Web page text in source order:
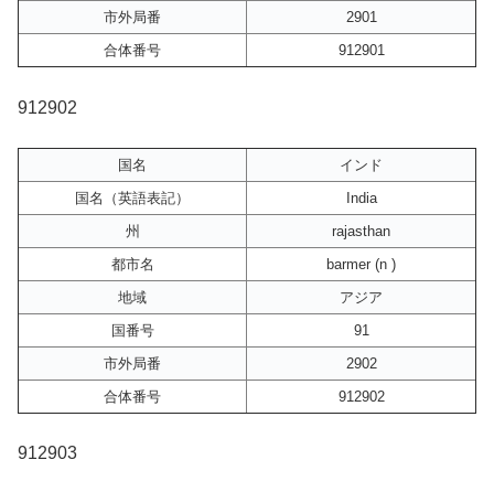
市外局番
2901
合体番号
912901
912902
国名
インド
国名（英語表記）
India
州
rajasthan
都市名
barmer (n )
地域
アジア
国番号
91
市外局番
2902
合体番号
912902
912903